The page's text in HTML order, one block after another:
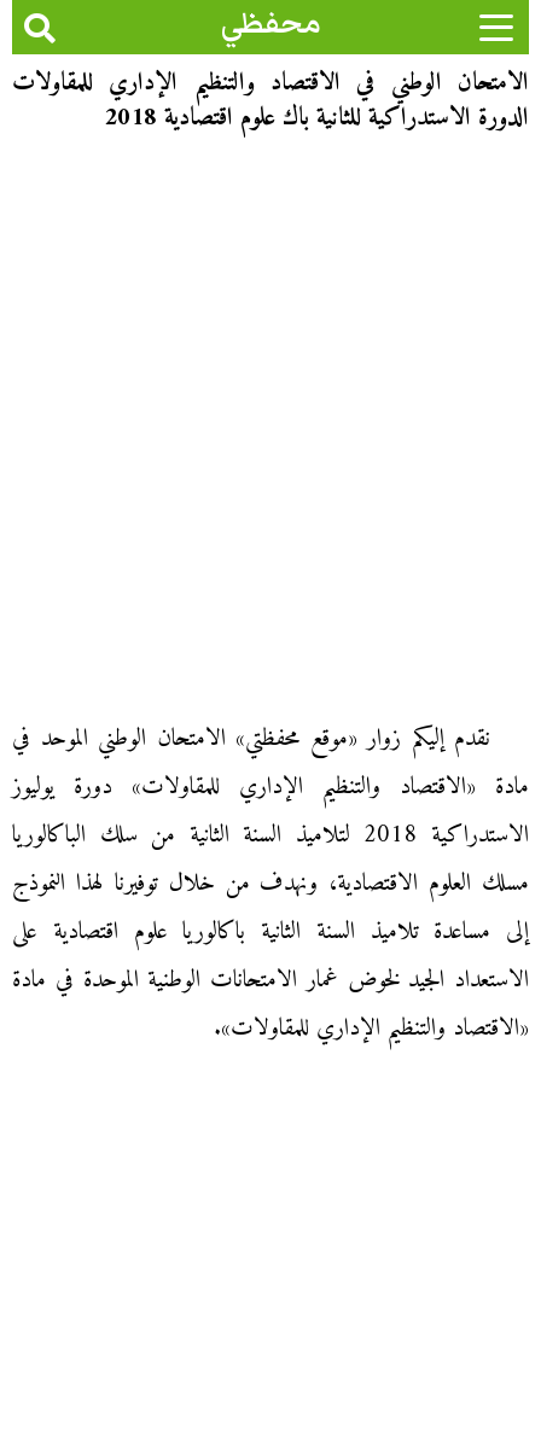
محفظي
الامتحان الوطني في الاقتصاد والتنظيم الإداري للمقاولات
الدورة الاستدراكية للثانية باك علوم اقتصادية 2018
نقدم إليكم زوار «موقع محفظتي» الامتحان الوطني الموحد في
مادة «الاقتصاد والتنظيم الإداري للمقاولات» دورة يوليوز
الاستدراكية 2018 لتلاميذ السنة الثانية من سلك الباكالوريا
مسلك العلوم الاقتصادية، ونهدف من خلال توفيرنا لهذا النموذج
إلى مساعدة تلاميذ السنة الثانية باكالوريا علوم اقتصادية على
الاستعداد الجيد لخوض غمار الامتحانات الوطنية الموحدة في مادة
«الاقتصاد والتنظيم الإداري للمقاولات».